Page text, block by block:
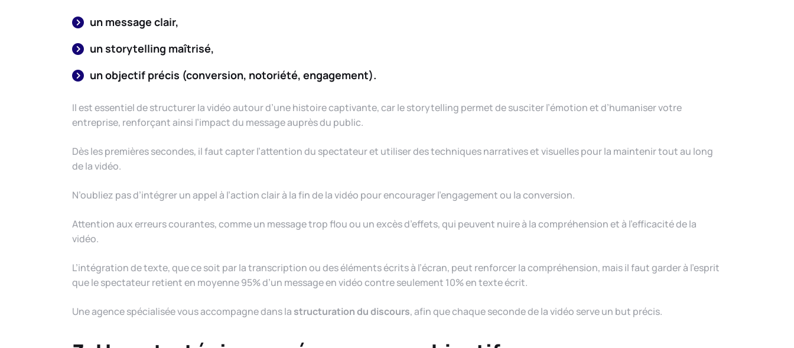
un message clair,
un storytelling maîtrisé,
un objectif précis (conversion, notoriété, engagement).
Il est essentiel de structurer la vidéo autour d’une histoire captivante, car le storytelling permet de susciter l’émotion et d’humaniser votre
entreprise, renforçant ainsi l’impact du message auprès du public.
Dès les premières secondes, il faut capter l’attention du spectateur et utiliser des techniques narratives et visuelles pour la maintenir tout au long
de la vidéo.
N’oubliez pas d’intégrer un appel à l’action clair à la fin de la vidéo pour encourager l’engagement ou la conversion.
Attention aux erreurs courantes, comme un message trop flou ou un excès d’effets, qui peuvent nuire à la compréhension et à l’efficacité de la
vidéo.
L’intégration de texte, que ce soit par la transcription ou des éléments écrits à l’écran, peut renforcer la compréhension, mais il faut garder à l’esprit
que le spectateur retient en moyenne 95% d’un message en vidéo contre seulement 10% en texte écrit.
Une agence spécialisée vous accompagne dans la structuration du discours, afin que chaque seconde de la vidéo serve un but précis.